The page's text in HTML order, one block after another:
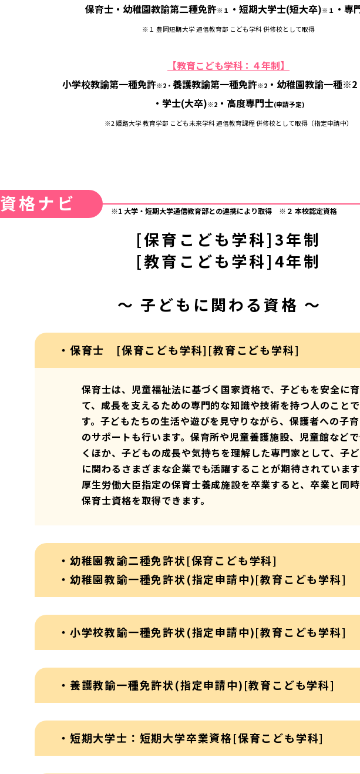
保育士・幼稚園教諭第二種免許※１ ・短期大学士(短大卒)※１ ・専
※１ 豊岡短期大学 通信教育部 こども学科 併修校として取得
【教育こども学科：４年制】
小学校教諭第一種免許※2・ 養護教諭第一種免許※2 ・幼稚園教諭一種
・学士(大卒)※2・高度専門士(申請予定)
※2 姫路大学 教育学部 こども未来学科 通信教育課程 併修校として取得（指定申請中）
資格ナビ ※1 大学・短期大学通信教育部との連携により取得 ※２ 本校認定資格
[保育こども学科]3年制
[教育こども学科]4年制
～ 子どもに関わる資格 ～
・保育士 [保育こども学科][教育こども学科]
保育士は、児童福祉法に基づく国家資格で、子どもを安全に育
て、成長を支えるための専門的な知識や技術を持つ人のことで
す。子どもたちの生活や遊びを見守りながら、保護者への子
のサポートも行います。保育所や児童養護施設、児童館など
くほか、子どもの成長や気持ちを理解した専門家として、子
に関わるさまざまな企業でも活躍することが期待されていま
厚生労働大臣指定の保育士養成施設を卒業すると、卒業と同
保育士資格を取得できます。
・幼稚園教諭二種免許状[保育こども学科]
・幼稚園教諭一種免許状(指定申請中)[教育こども学科]
・小学校教諭一種免許状(指定申請中)[教育こども学科]
・養護教諭一種免許状(指定申請中)[教育こども学科]
・短期大学士：短期大学卒業資格[保育こども学科]